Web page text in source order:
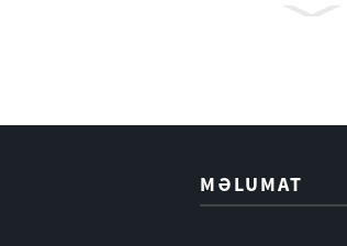
külək...
MƏLUMAT